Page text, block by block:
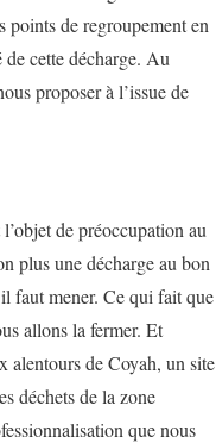
points de regroupement en
de cette décharge. Au
proposer à l’issue de
de préoccupation au
plus une décharge au bon
faut mener. Ce qui fait que
allons la fermer. Et
alentours de Coyah, un site
déchets de la zone
que nous